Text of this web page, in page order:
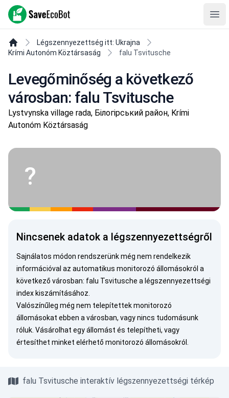
SaveEcoBot
Légszennyezettség itt: Ukrajna
Krími Autonóm Köztársaság
falu Tsvitusche
Levegőminőség a következő
városban: falu Tsvitusche
Lystvynska village rada, Білогірський район, Krími
Autonóm Köztársaság
?
Nincsenek adatok a légszennyezettségről
Sajnálatos módon rendszerünk még nem rendelkezik
információval az automatikus monitorozó állomásokról a
következő városban: falu Tsvitusche a légszennyezettségi
index kiszámításához.
Valószínűleg még nem telepítettek monitorozó
állomásokat ebben a városban, vagy nincs tudomásunk
róluk. Vásárolhat egy állomást és telepítheti, vagy
értesíthet minket elérhető monitorozó állomásokról.
falu Tsvitusche interaktív légszennyezettségi térkép